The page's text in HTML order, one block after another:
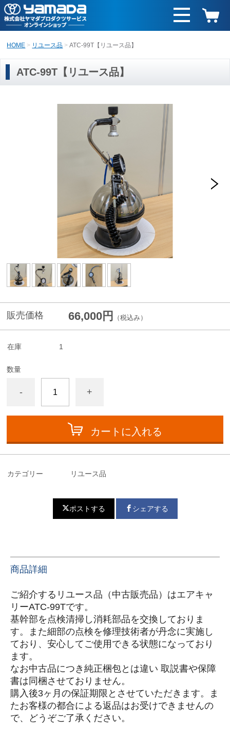
HOME リユース品 ATC-99T【リユース品】
ATC-99T【リユース品】
販売価格 66,000円 （税込み）
在庫 1
数量
- +
カートに入れる
カテゴリー リユース品
ポストする シェアする
商品詳細
ご紹介するリユース品（中古販売品）はエアキャ
リーATC-99Tです。
基幹部を点検清掃し消耗部品を交換しておりま
す。
また細部の点検を修理技術者が丹念に実施し
ており、 安心してご使用できる状態になっており
ます。
なお中古品につき純正梱包とは違い 取説書や保障
書は同梱させておりません。
購入後3ヶ月の保証期限とさせていただきます。
ま
たお客様の都合による返品はお受けできませんの
で、
どうぞご了承ください。